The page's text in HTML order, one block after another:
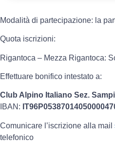
Modalità di partecipazione: la
Quota iscrizioni:
Rigantoca – Mezza Rigantoca:
Effettuare bonifico intestato a:
Club Alpino Italiano Sez.
IBAN:
Comunicare l’iscrizione alla mail
telefonico